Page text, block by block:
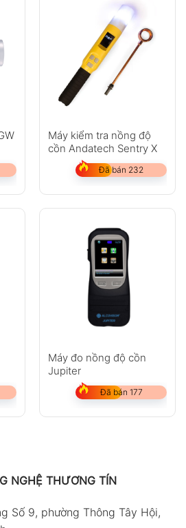
Máy kiểm tra nồng độ
cồn Andatech Sentry X
Đã bán 232
Máy đo nồng độ cồn
Jupiter
Đã bán 177
NGHỆ THƯƠNG TÍN
Số 9, phường Thông Tây Hội,